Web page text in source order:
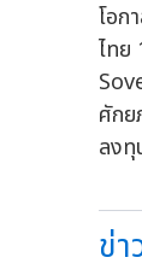
โอก
ไทย
ศักย
ลงทุ
ข่